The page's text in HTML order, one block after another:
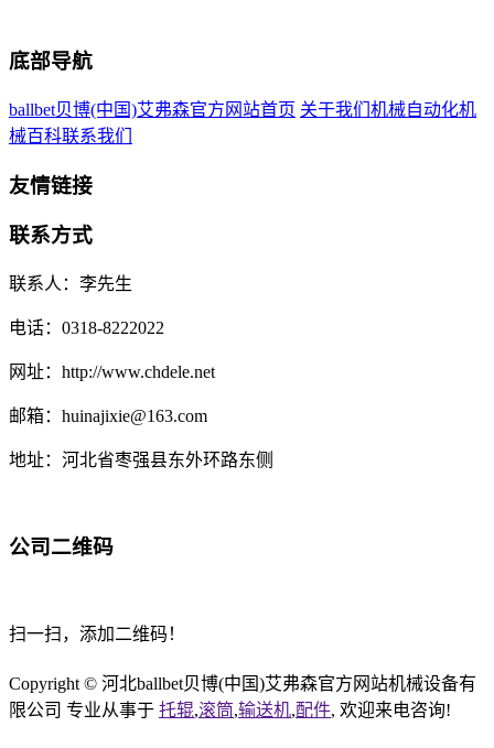
底部导航
ballbet贝博(中国)艾弗森官方网站首页 关于我们 机械自动化机
械百科联系我们
友情链接
联系方式
联系人：李先生
电话：0318-8222022
网址：http://www.chdele.net
邮箱：huinajixie@163.com
地址：河北省枣强县东外环路东侧
公司二维码
扫一扫，添加二维码！
Copyright © 河北ballbet贝博(中国)艾弗森官方网站机械设备有
限公司 专业从事于 托辊,滚筒,输送机,配件, 欢迎来电咨询!